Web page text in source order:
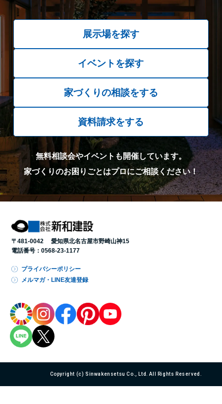
展示場を探す
イベントを探す
家づくりの相談をする
資料請求をする
無料相談会やイベントも開催しています。
家づくりのお困りごとはプロにご相談ください！
〒481-0042 愛知県北名古屋市野崎山神15
電話番号： 0568-23-1177
プライバシーポリシー
メルマガ・LINE友達登録
Copyright (c) Sinwakensetsu Co., Ltd. All Rights Reserved.